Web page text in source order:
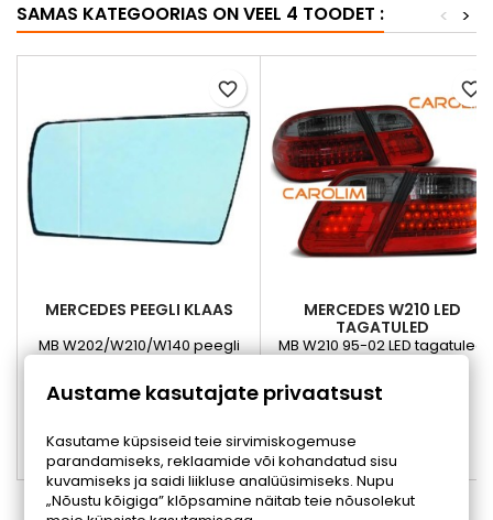
SAMAS KATEGOORIAS ON VEEL 4 TOODET : >
<
MERCEDES PEEGLI KLAAS
MB W202/W210/W140 peegli
Hind
21,00 €
Tellitav
favorite_border
MERCEDES W210 LED
TAGATULED
MB W210 95-02 LED tagatuled
Hind
205,00 €
Tellitav
favorite_border
Austame kasutajate privaatsust
Kasutame küpsiseid teie sirvimiskogemuse
parandamiseks, reklaamide või kohandatud sisu
kuvamiseks ja saidi liikluse analüüsimiseks. Nupu
„Nõustu kõigiga” klõpsamine näitab teie nõusolekut